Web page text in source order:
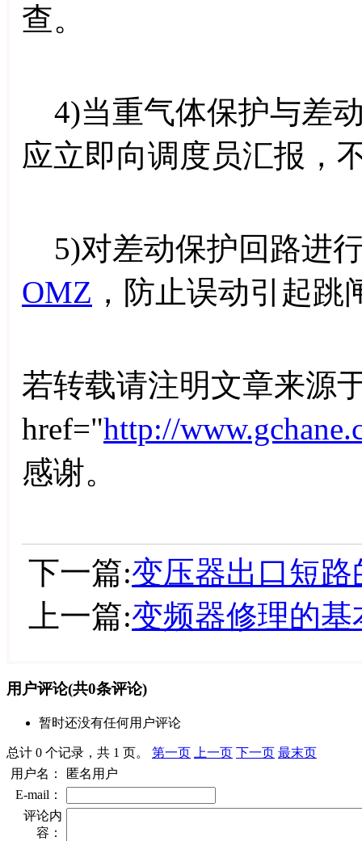
查。
4)当重气体保护与差
应立即向调度员汇报，
5)对差动保护回路进
OMZ ，防止误动引起跳
若转载请注明文章来源
href="http://
感谢。
下一篇:变压器出口短
上一篇:变频器修理的基
用户评论(共0条评论)
暂时还没有任何用户评论
总计 0 个记录，共 1 页。 第一页 上一页 下一页 最末页
用户名：
匿名用户
E-mail：
评论内
容：